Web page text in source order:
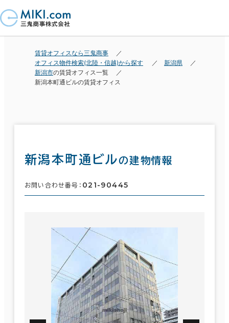
賃貸オフィスなら三鬼商事
オフィス物件検索(北陸・信越)から探す
新潟県
新潟市の賃貸オフィス一覧
新潟本町通ビルの賃貸オフィス
新潟本町通ビルの建物情報
お問い合わせ番号： 021-90445